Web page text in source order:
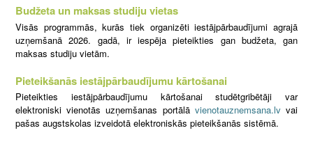
Budžeta un maksas studiju vietas
Visās programmās, kurās tiek organizēti iestājpārbaudījumi agrajā
uzņemšanā 2026. gadā, ir iespēja pieteikties gan budžeta, gan
maksas studiju vietām.
Pieteikšanās iestājpārbaudījumu kārtošanai
Pieteikties iestājpārbaudījumu kārtošanai studētgribētāji var
elektroniski vienotās uzņemšanas portālā vienotauznemsana.lvvai
pašas augstskolas izveidotā elektroniskās pieteikšanās sistēmā.